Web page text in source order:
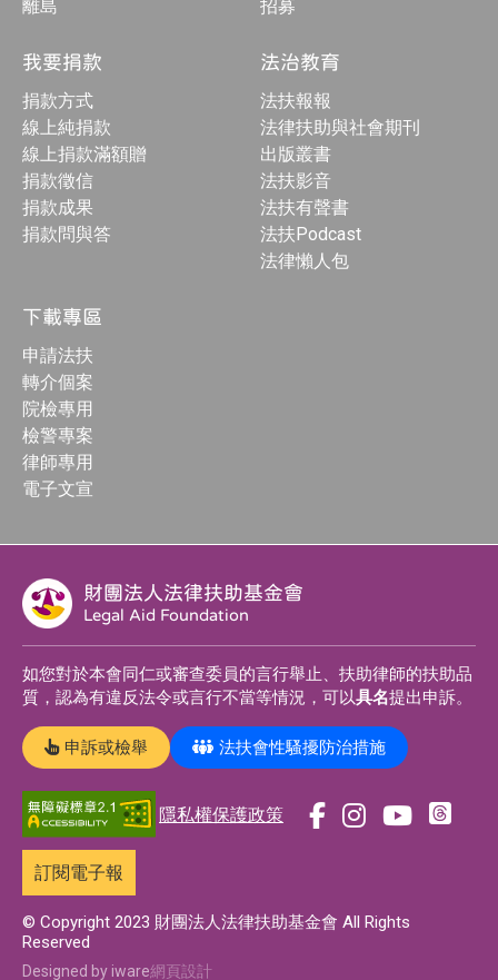
離島
招募
我要捐款
捐款方式
線上純捐款
線上捐款滿額贈
捐款徵信
捐款成果
捐款問與答
法治教育
法扶報報
法律扶助與社會期刊
出版叢書
法扶影音
法扶有聲書
法扶Podcast
法律懶人包
下載專區
申請法扶
轉介個案
院檢專用
檢警專案
律師專用
電子文宣
財團法人法律扶助基金會
Legal Aid Foundation
如您對於本會同仁或審查委員的言行舉止、扶助律師的扶助品
質，認為有違反法令或言行不當等情況，可以具名提出申訴。
申訴或檢舉 法扶會性騷擾防治措施
隱私權保護政策
a
n
o
訂閱電子報
© Copyright 2023 財團法人法律扶助基金會 All Rights
Reserved
Designed by iware網頁設計